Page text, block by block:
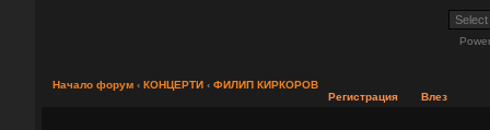
Начало форум ‹ КОНЦЕРТИ ‹ ФИЛИП КИРКОРОВ
Регистрация
Влез